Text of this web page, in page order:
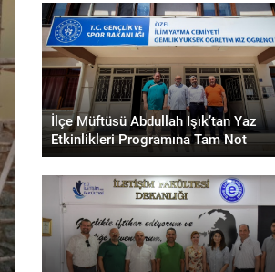
İlçe Müftüsü Abdullah Işık’tan Yaz
Etkinlikleri Programına Tam Not